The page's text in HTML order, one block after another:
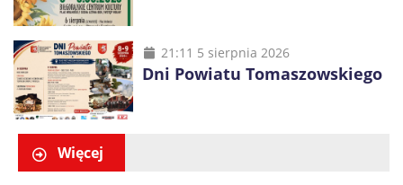
21:11 5 sierpnia 2026
Dni Powiatu Tomaszowskiego
Więcej